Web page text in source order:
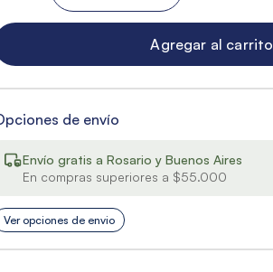
Agregar al carrito
de envío
Envío gratis a Rosario y Buenos Aires
En compras superiores a $55.000
Ver opciones de envio